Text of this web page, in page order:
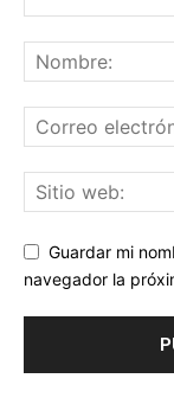
Guardar mi
navegador la